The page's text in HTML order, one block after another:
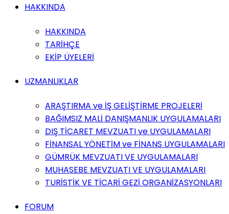
HAKKINDA
HAKKINDA
TARİHÇE
EKİP ÜYELERİ
UZMANLIKLAR
ARAŞTIRMA ve İŞ GELİŞTİRME PROJELERİ
BAĞIMSIZ MALİ DANIŞMANLIK UYGULAMALARI
DIŞ TİCARET MEVZUATI ve UYGULAMALARI
FİNANSAL YÖNETİM ve FİNANS UYGULAMALARI
GÜMRÜK MEVZUATI VE UYGULAMALARI
MUHASEBE MEVZUATI VE UYGULAMALARI
TURİSTİK VE TİCARİ GEZİ ORGANİZASYONLARI
FORUM